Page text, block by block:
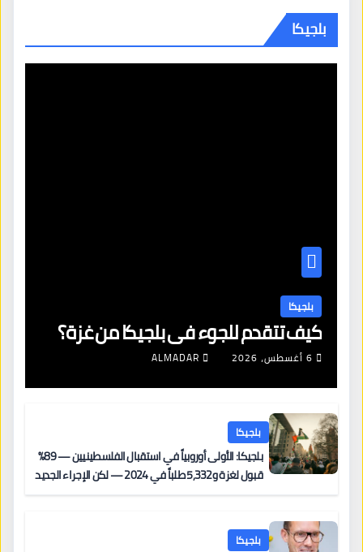
بلجيكا
بلجيكا
كيف تتقدم للجوء في بلجيكا من غزة؟
6 أغسطس، 2026 ALMADAR
بلجيكا
بلجيكا: الأولى أوروبياً في استقبال الفلسطينيين — 89%
قبول لغزة و5,332 طلباً في 2024 — لكن الإجراء الجديد
بلجيكا